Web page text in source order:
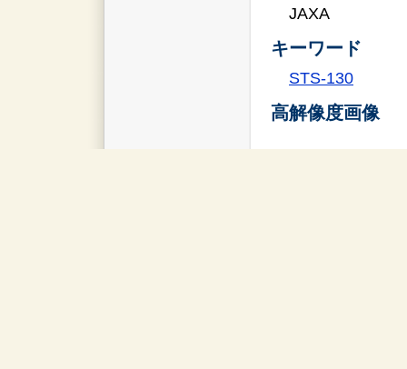
JAXA
キーワード
STS-130
高解像度画像